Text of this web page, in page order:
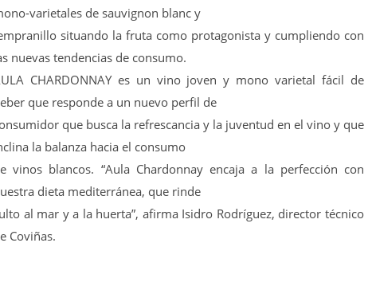
varietales de sauvignon blanc y
situando la fruta como protagonista y cumpliendo con
nuevas tendencias de consumo.
CHARDONNAY es un vino joven y mono varietal fácil de
que responde a un nuevo perfil de
que busca la refrescancia y la juventud en el vino y que
la balanza hacia el consumo
vinos blancos. “Aula Chardonnay encaja a la perfección con
dieta mediterránea, que rinde
al mar y a la huerta”, afirma Isidro Rodríguez, director técnico
Coviñas.